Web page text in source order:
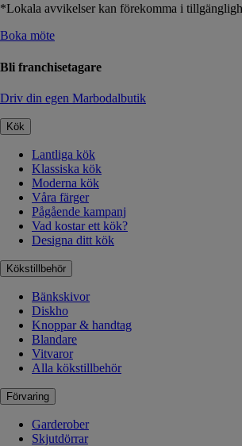
*Lokala avvikelser kan förekomma i
Boka möte
Bli franchisetagare
Driv din egen Marbodalbutik
Kök
Lantliga kök
Klassiska kök
Moderna kök
Våra färger
Pågående kampanj
Vad kostar ett kök?
Designa ditt kök
Kökstillbehör
Bänkskivor
Diskho
Knoppar & handtag
Blandare
Vitvaror
Alla kökstillbehör
Förvaring
Garderober
Skjutdörrar